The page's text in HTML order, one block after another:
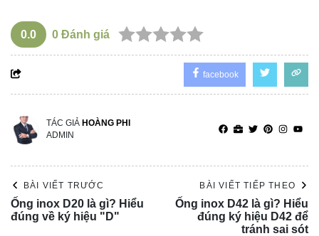
0.0 0 Đánh giá
facebook
TÁC GIẢ HOÀNG PHI
ADMIN
BÀI VIẾT TRƯỚC
Ống inox D20 là gì? Hiểu
đúng về ký hiệu "D"
BÀI VIẾT TIẾP THEO
Ống inox D42 là gì? Hiểu
đúng ký hiệu D42 để
tránh sai sót